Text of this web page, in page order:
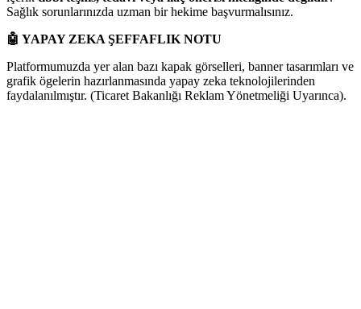
Sağlık sorunlarınızda uzman bir hekime başvurmalısınız.
🤖 YAPAY ZEKA ŞEFFAFLIK NOTU
Platformumuzda yer alan bazı kapak görselleri, banner tasarımları ve
grafik ögelerin hazırlanmasında yapay zeka teknolojilerinden
faydalanılmıştır. (Ticaret Bakanlığı Reklam Yönetmeliği Uyarınca).